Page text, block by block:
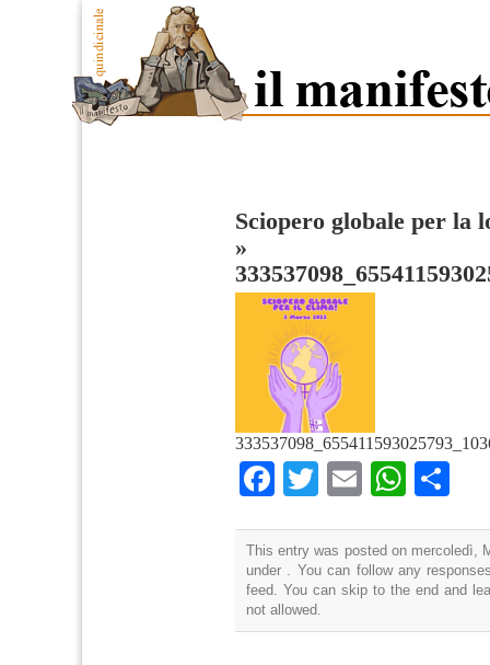
Sciopero globale per la
»
Facebook
TwitterEmail
This entry was posted on mercoledì,
under . You can follow any
feed. You can skip to the end and
not allowed.